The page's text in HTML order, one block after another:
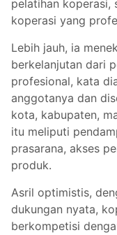
pelatihan koperasi,
koperasi yang
Lebih jauh, ia
berkelanjutan dari
profesional, kata
anggotanya dan
kota, kabupaten,
itu meliputi
prasarana, akses
produk.
Asril optimistis,
dukungan nyata,
berkompetisi